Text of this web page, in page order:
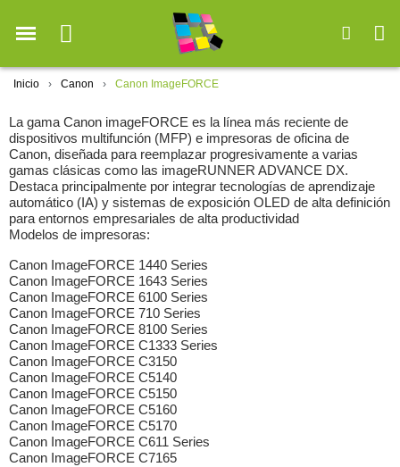
Inicio Canon Canon ImageFORCE
La gama Canon imageFORCE es la línea más reciente de
dispositivos multifunción (MFP) e impresoras de oficina de
Canon, diseñada para reemplazar progresivamente a varias
gamas clásicas como las imageRUNNER ADVANCE DX.
Destaca principalmente por integrar tecnologías de aprendizaje
automático (IA) y sistemas de exposición OLED de alta definición
para entornos empresariales de alta productividad
Modelos de impresoras:
Canon ImageFORCE 1440 Series
Canon ImageFORCE 1643 Series
Canon ImageFORCE 6100 Series
Canon ImageFORCE 710 Series
Canon ImageFORCE 8100 Series
Canon ImageFORCE C1333 Series
Canon ImageFORCE C3150
Canon ImageFORCE C5140
Canon ImageFORCE C5150
Canon ImageFORCE C5160
Canon ImageFORCE C5170
Canon ImageFORCE C611 Series
Canon ImageFORCE C7165